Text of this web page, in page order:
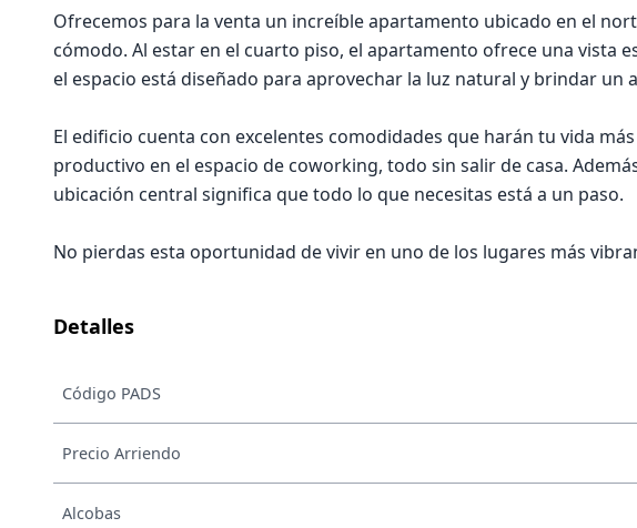
Ofrecemos para la venta un increíble apartamento ubicado en el
cómodo. Al estar en el cuarto piso, el apartamento ofrece una vista
el espacio está diseñado para aprovechar la luz natural y brindar un
El edificio cuenta con excelentes comodidades que harán tu vida
productivo en el espacio de coworking, todo sin salir de casa.
ubicación central significa que todo lo que necesitas está a un paso.
No pierdas esta oportunidad de vivir en uno de los lugares más
Detalles
Código PADS
Precio Arriendo
Alcobas